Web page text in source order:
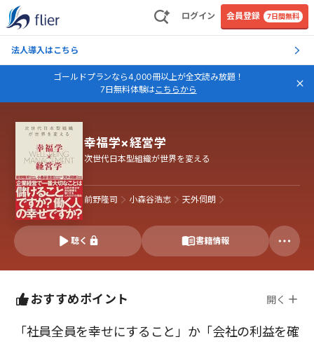
ログイン 会員登録 7日間無料
法人導入はこちら
ゴールドプランなら4,000冊以上が全文読み放題！
7日無料体験はこちらから
幸福学×経営学
次世代日本型組織が世界を変える
前野隆司 小森谷浩志 天外伺朗
聴く 書籍情報
おすすめポイント 開く
「社員全員を幸せにすること」か「会社の利益を確